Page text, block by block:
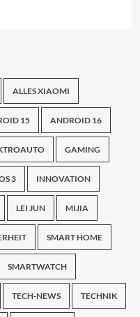
ALLES XIAOMI
15 ANDROID 16
GAMING
3 INNOVATION
LEI JUN MIJIA
SMART HOME
SMARTWATCH
TECH-NEWS TECHNIK